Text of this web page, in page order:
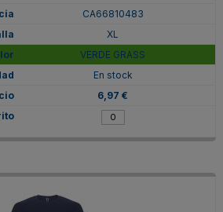
CA66810483
XL
VERDE GRASS
En stock
6,97 €